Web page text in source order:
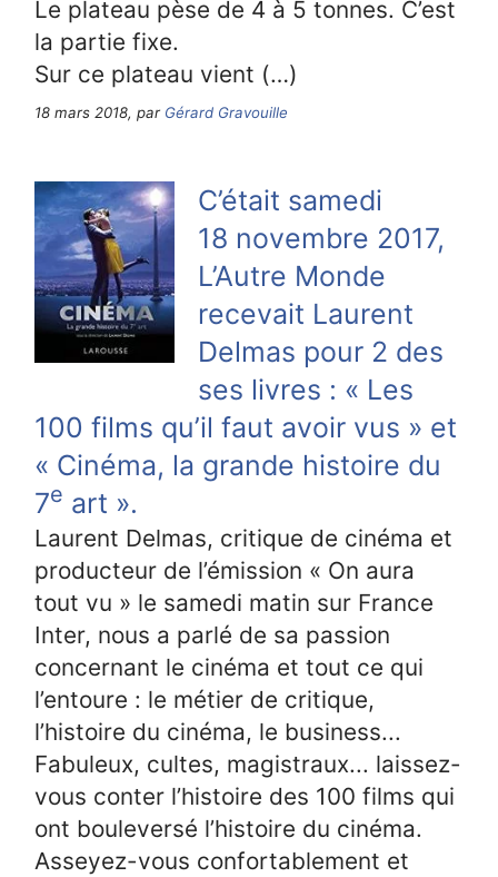
Le plateau pèse de 4 à 5 tonnes. C’est
la partie fixe.
Sur ce plateau vient (…)
18 mars 2018, par Gérard Gravouille
C’était samedi
18 novembre 2017,
L’Autre Monde
recevait Laurent
Delmas pour 2 des
ses livres : « Les
100 films qu’il faut avoir vus » et
« Cinéma, la grande histoire du
7e art ».
Laurent Delmas, critique de cinéma et
producteur de l’émission « On aura
tout vu » le samedi matin sur France
Inter, nous a parlé de sa passion
concernant le cinéma et tout ce qui
l’entoure : le métier de critique,
l’histoire du cinéma, le business...
Fabuleux, cultes, magistraux... laissez-
vous conter l’histoire des 100 films qui
ont bouleversé l’histoire du cinéma.
Asseyez-vous confortablement et